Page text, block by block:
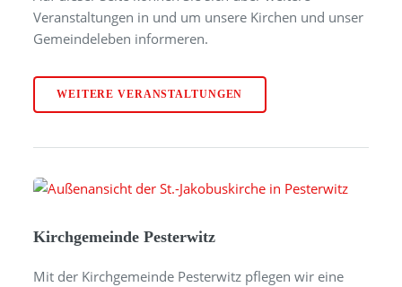
Veranstaltungen in und um unsere Kirchen und unser
Gemeindeleben informeren.
WEITERE VERANSTALTUNGEN
Kirchgemeinde Pesterwitz
Mit der Kirchgemeinde Pesterwitz pflegen wir eine